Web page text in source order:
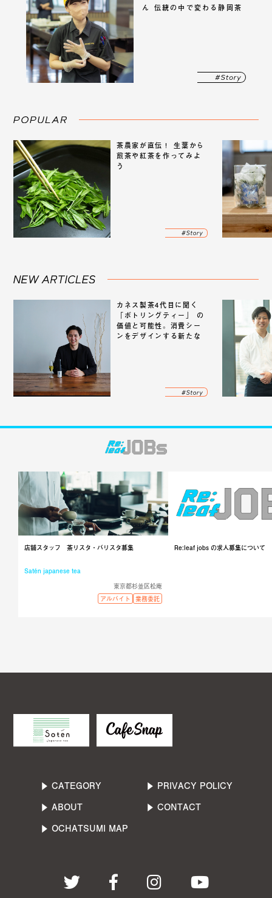
ん 伝統の中で変わる静岡茶
茶農家が直伝！ 生葉から
煎茶や紅茶を作ってみよ
う
カネス製茶4代目に聞く
「ボトリングティー」 の
価値と可能性。消費シー
ンをデザインする新たな
店舗スタッフ 茶リスタ・バリスタ募集
Satén japanese tea
東京都杉並区松庵
アルバイト
業務委託
Re:leaf jobs の求人募集について
▶︎ CATEGORY
▶︎ ABOUT
▶︎ OCHATSUMI MAP
▶︎ PRIVACY POLICY
▶︎ CONTACT